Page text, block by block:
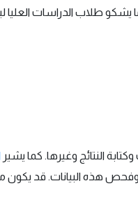
يشكو طلاب الدراسات
النتائج وغيرها. كما يشير
وفحص هذه البيانات. قد